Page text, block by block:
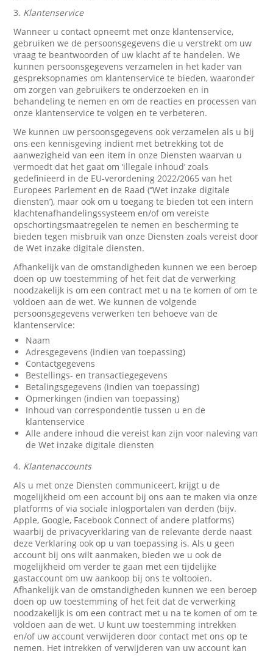
3. Klantenservice
Wanneer u contact opneemt met onze klantenservice,
gebruiken we de persoonsgegevens die u verstrekt om uw
vraag te beantwoorden of uw klacht af te handelen. We
kunnen persoonsgegevens verzamelen in het kader van
gespreksopnames om klantenservice te bieden, waaronder
om zorgen van gebruikers te onderzoeken en in
behandeling te nemen en om de reacties en processen van
onze klantenservice te volgen en te verbeteren.
We kunnen uw persoonsgegevens ook verzamelen als u bij
ons een kennisgeving indient met betrekking tot de
aanwezigheid van een item in onze Diensten waarvan u
vermoedt dat het gaat om ‘illegale inhoud’ zoals
gedefinieerd in de EU-verordening 2022/2065 van het
Europees Parlement en de Raad (‘’Wet inzake digitale
diensten’), maar ook om u toegang te bieden tot een intern
klachtenafhandelingssysteem en/of om vereiste
opschortingsmaatregelen te nemen en bescherming te
bieden tegen misbruik van onze Diensten zoals vereist door
de Wet inzake digitale diensten.
Afhankelijk van de omstandigheden kunnen we een beroep
doen op uw toestemming of het feit dat de verwerking
noodzakelijk is om een contract met u na te komen of om te
voldoen aan de wet. We kunnen de volgende
persoonsgegevens verwerken ten behoeve van de
klantenservice:
Naam
Adresgegevens (indien van toepassing)
Contactgegevens
Bestellings- en transactiegegevens
Betalingsgegevens (indien van toepassing)
Opmerkingen (indien van toepassing)
Inhoud van correspondentie tussen u en de
klantenservice
Alle andere inhoud die vereist kan zijn voor naleving van
de Wet inzake digitale diensten
4. Klantenaccounts
Als u met onze Diensten communiceert, krijgt u de
mogelijkheid om een account bij ons aan te maken via onze
platforms of via sociale inlogportalen van derden (bijv.
Apple, Google, Facebook Connect of andere platforms)
waarbij de privacyverklaring van de relevante derde naast
deze Verklaring ook op u van toepassing is. Als u geen
account bij ons wilt aanmaken, bieden we u ook de
mogelijkheid om verder te gaan met een tijdelijke
gastaccount om uw aankoop bij ons te voltooien.
Afhankelijk van de omstandigheden kunnen we een beroep
doen op uw toestemming of het feit dat de verwerking
noodzakelijk is om een contract met u na te komen of om te
voldoen aan de wet. U kunt uw toestemming intrekken
en/of uw account verwijderen door contact met ons op te
nemen. Het intrekken of verwijderen van uw account kan